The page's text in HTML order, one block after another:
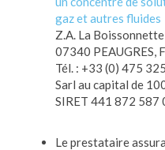
gaz et autres fluides
Z.A. La Boissonnette
07340 PEAUGRES,
Tél. : +33 (0) 475
Sarl au capital de
SIRET 441 872 587
Le prestataire